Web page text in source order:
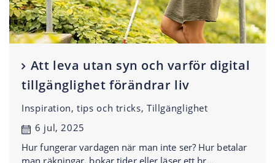
Inspiration, tips och tricks, Tillgänglighet
6 jul, 2025
Att leva utan syn och varför digital
tillgänglighet förändrar liv
Hur fungerar vardagen när man inte ser? Hur betalar